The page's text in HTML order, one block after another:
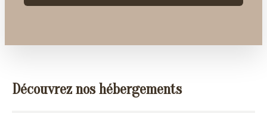
Découvrez nos hébergements